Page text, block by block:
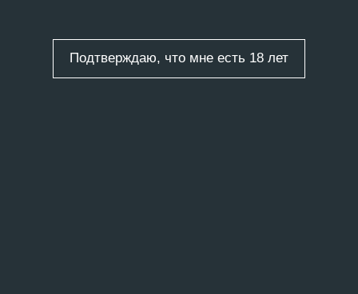
Подтверждаю, что мне есть 18 лет